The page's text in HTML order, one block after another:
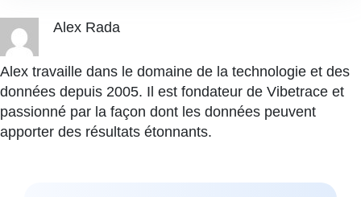
Alex Rada
Alex travaille dans le domaine de la technologie et des
données depuis 2005. Il est fondateur de Vibetrace et
passionné par la façon dont les données peuvent
apporter des résultats étonnants.